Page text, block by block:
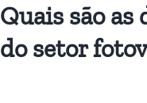
Quais são as
do setor